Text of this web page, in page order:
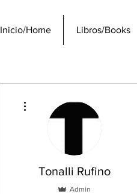
Inicio/Home Libros/Books
Tonalli Rufino
Admin